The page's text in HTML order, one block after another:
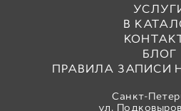
В
БЛОГ
ПРАВИЛА ЗАПИСИ
Санкт-
ул.